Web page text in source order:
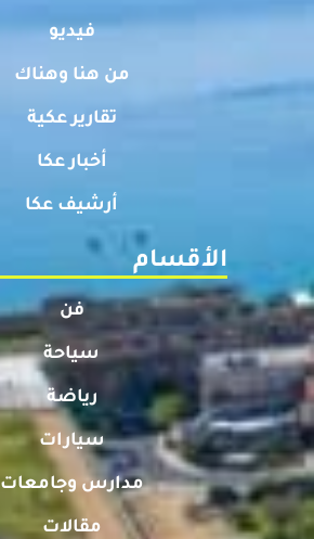
فيديو
من هنا وهناك
تقارير عكية
أخبار عكا
أرشيف عكا
الأقسام
فن
سياحة
رياضة
سيارات
مدارس وجامعات
مقالات